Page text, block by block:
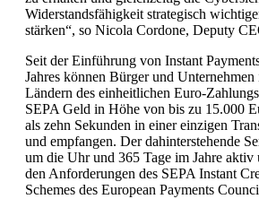
Widerstandsfähigkeit strategisch
stärken“, so Nicola Cordone, Deputy
Seit der Einführung von Instant
Jahres können Bürger und Unternehmen
Ländern des einheitlichen Euro-
SEPA Geld in Höhe von bis zu 15.000
als zehn Sekunden in einer einzigen
und empfangen. Der dahinterstehende
um die Uhr und 365 Tage im Jahre aktiv
den Anforderungen des SEPA Instant
Schemes des European Payments